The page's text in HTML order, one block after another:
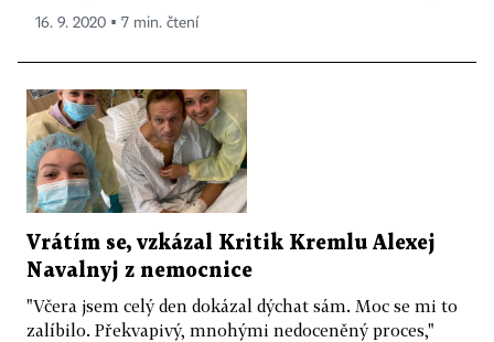
16. 9. 2020 ▪ 7 min. čtení
Vrátím se, vzkázal Kritik Kremlu Alexej
Navalnyj z nemocnice
"Včera jsem celý den dokázal dýchat sám. Moc se mi to
zalíbilo. Překvapivý, mnohými nedoceněný proces,"